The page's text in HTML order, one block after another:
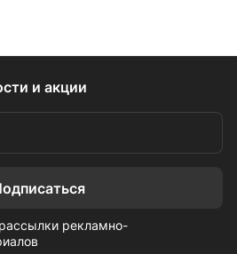
и акции
рекламно-